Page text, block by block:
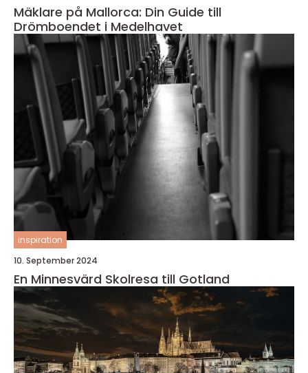
Mäklare på Mallorca: Din Guide till
Drömboendet i Medelhavet
inspiration
10. September 2024
En Minnesvärd Skolresa till Gotland